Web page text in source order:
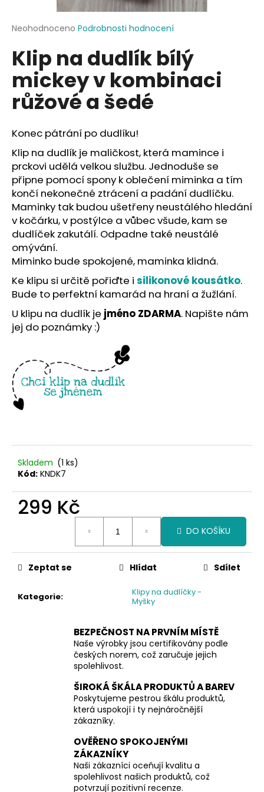
Průměrné
produktu
je
5
hvězdiček.
Neohodnoceno Podrobnosti hodnocení
Klip na dudlík bílý
mickey v kombinaci
růžové a šedé
Konec pátrání po dudlíku!
Klip na dudlík je maličkost, která mamince i
prckovi udělá velkou službu. Jednoduše se
připne pomocí spony k oblečení miminka a tím
končí nekonečné ztrácení a padání dudlíčku.
Maminky tak budou ušetřeny neustálého hledání
v kočárku, v postýlce a vůbec všude, kam se
dudlíček zakutálí. Odpadne také neustálé
omývání.
Miminko bude spokojené, maminka klidná.
Ke klipu si určitě pořiďte i silikonové kousátko.
Bude to perfektní kamarád na hraní a žužlání.
U klipu na dudlík je jméno ZDARMA. Napište nám
jej do poznámky :)
Skladem (1 ks)
Kód: KNDK7
299 Kč
DO KOŠÍKU
Kategorie:
Klipy na dudlíčky -
Myšky
Zeptat se Hlídat Sdílet
BEZPEČNOST NA PRVNÍM MÍSTĚ
Naše výrobky jsou certifikovány podle
českých norem, což zaručuje jejich
spolehlivost.
ŠIROKÁ ŠKÁLA PRODUKTŮ A BAREV
Poskytujeme pestrou škálu produktů,
která uspokojí i ty nejnáročnější
zákazníky.
OVĚŘENO SPOKOJENÝMI
ZÁKAZNÍKY
Naši zákazníci oceňují kvalitu a
spolehlivost našich produktů, což
potvrzují pozitivní recenze.
j
t
?
HLEDAT
D
o
p
o
r
u
č
u
j
m
e